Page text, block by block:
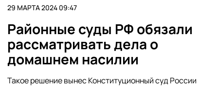
29 МАРТА 2024 09:47
Районные суды РФ обязали
рассматривать дела о
домашнем насилии
Такое решение вынес Конституционный суд России